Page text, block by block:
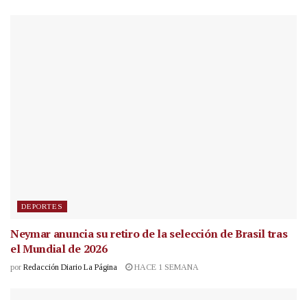
DEPORTES
Neymar anuncia su retiro de la selección de Brasil tras
el Mundial de 2026
por Redacción Diario La Página HACE 1 SEMANA